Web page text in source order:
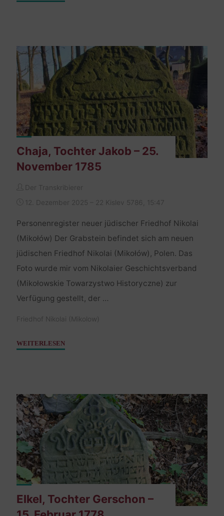
Löb
26.
März
1740"
Chaja, Tochter Jakob – 25.
November 1785
Der Transkribierer
12. Dezember 2025 – 22 Kislev 5786, 15:47
Personenregister neuer jüdischer Friedhof Nikolai
(Mikołów) Der Grabstein befindet sich am neuen
jüdischen Friedhof Nikolai (Mikołów), Polen. Das
Foto wurde mir vom Nikolaier Geschichtsverband
(Mikołowskie Towarzystwo Historyczne) zur
Verfügung gestellt, der …
Friedhof Nikolai (Mikolow)
WEITERLESEN"Chaja,
25.
November
1785"
Elkel, Tochter Gerschon –